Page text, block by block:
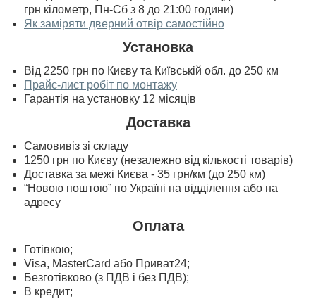
грн кілометр, Пн-Сб з 8 до 21:00 години)
Як заміряти дверний отвір самостійно
Установка
Від 2250 грн по Києву та Київській обл. до 250 км
Прайс-лист робіт по монтажу
Гарантія на установку 12 місяців
Доставка
Самовивіз зі складу
1250 грн по Києву (незалежно від кількості товарів)
Доставка за межі Києва - 35 грн/км (до 250 км)
“Новою поштою” по Україні на відділення або на
адресу
Оплата
Готівкою;
Visa, MasterСard або Приват24;
Безготівково (з ПДВ і без ПДВ);
В кредит;